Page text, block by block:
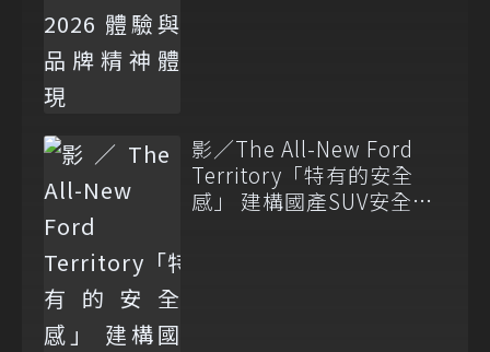
影／The All-New Ford
Territory「特有的安全
感」 建構國產SUV安全新